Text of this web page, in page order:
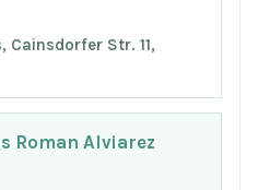
Cainsdorfer Str. 11,
Roman Alviarez